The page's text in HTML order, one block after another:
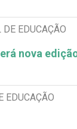
EDUCAÇÃO
nova
EDUCAÇÃO